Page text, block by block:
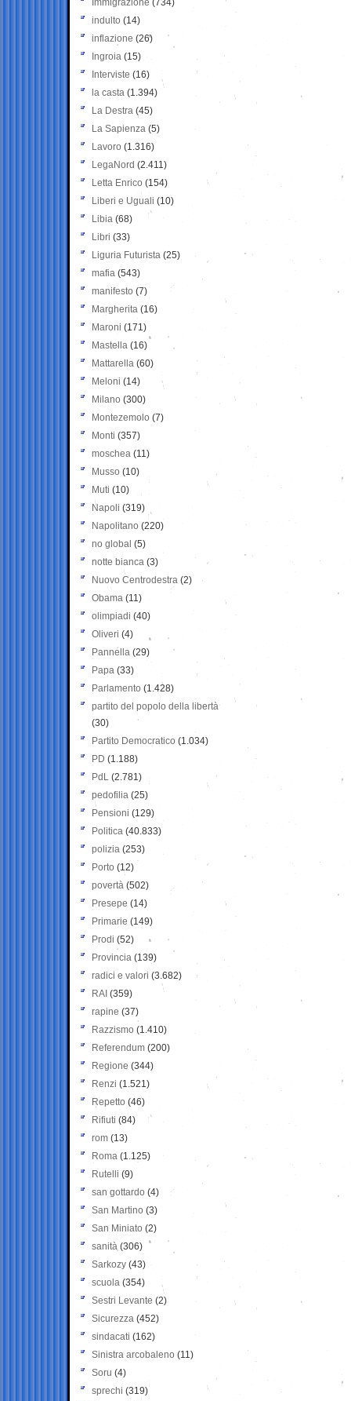
Immigrazione (734)
indulto (14)
inflazione (26)
Ingroia (15)
Interviste (16)
la casta (1.394)
La Destra (45)
La Sapienza (5)
Lavoro (1.316)
LegaNord (2.411)
Letta Enrico (154)
Liberi e Uguali (10)
Libia (68)
Libri (33)
Liguria Futurista (25)
mafia (543)
manifesto (7)
Margherita (16)
Maroni (171)
Mastella (16)
Mattarella (60)
Meloni (14)
Milano (300)
Montezemolo (7)
Monti (357)
moschea (11)
Musso (10)
Muti (10)
Napoli (319)
Napolitano (220)
no global (5)
notte bianca (3)
Nuovo Centrodestra (2)
Obama (11)
olimpiadi (40)
Oliveri (4)
Pannella (29)
Papa (33)
Parlamento (1.428)
partito del popolo della libertà
(30)
Partito Democratico (1.034)
PD (1.188)
PdL (2.781)
pedofilia (25)
Pensioni (129)
Politica (40.833)
polizia (253)
Porto (12)
povertà (502)
Presepe (14)
Primarie (149)
Prodi (52)
Provincia (139)
radici e valori (3.682)
RAI (359)
rapine (37)
Razzismo (1.410)
Referendum (200)
Regione (344)
Renzi (1.521)
Repetto (46)
Rifiuti (84)
rom (13)
Roma (1.125)
Rutelli (9)
san gottardo (4)
San Martino (3)
San Miniato (2)
sanità (306)
Sarkozy (43)
scuola (354)
Sestri Levante (2)
Sicurezza (452)
sindacati (162)
Sinistra arcobaleno (11)
Soru (4)
sprechi (319)